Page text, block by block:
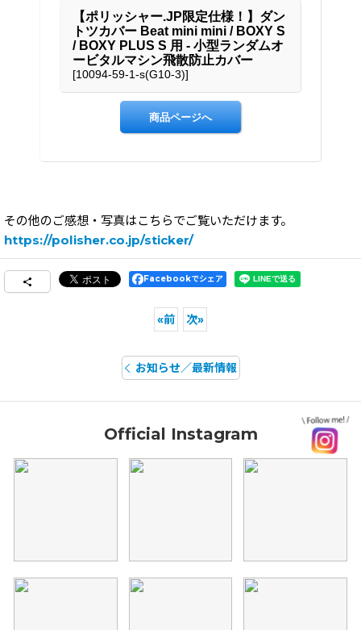
その他のご感想・写真はこちらでご覧いただけます。
https://polisher.co.jp/sticker/
Facebookでシェア
«前 次»
お知らせ／最新情報
Official Instagram